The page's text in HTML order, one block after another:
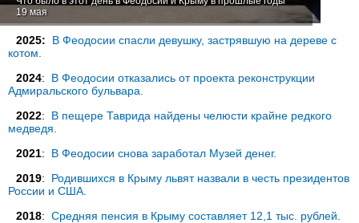
19 мая
2025:
В Феодосии спасли девушку, застрявшую на дереве с
котом.
2024: В Феодосии отказались от проекта реконструкции
Адмиральского бульвара.
2022: В пещере Таврида найдены челюсти крайне редкого
медведя.
2021: В Феодосии снова заработал Музей денег.
2019: Родившихся в Крыму львят назвали в честь президентов
России и США.
2018: Средняя пенсия в Крыму составляет 12,1 тыс. рублей.